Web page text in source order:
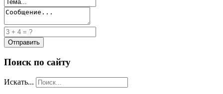
Поиск по сайту
Искать...